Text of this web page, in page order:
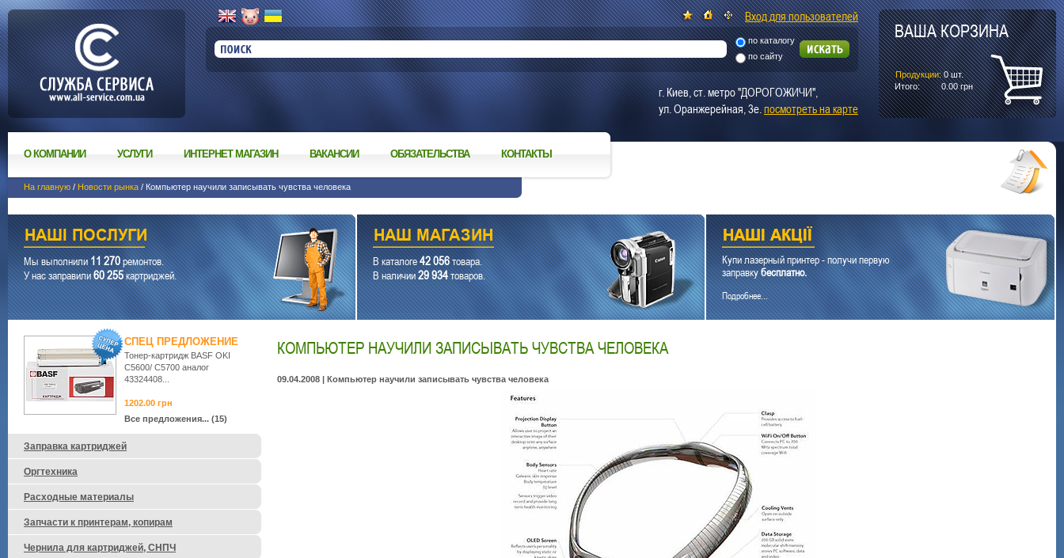
О КОМПАНИИ УСЛУГИ ИНТЕРНЕТ МАГАЗИН ВАКАНСИИ ОБЯЗАТЕЛЬСТВА КОНТАКТЫ
На главную / Новости рынка / Компьютер научили записывать чувства человека
Мы выполнили11 270ремонтов.
У нас заправили60 255картриджей.
В каталоге42 056товара.
В наличии29 934товаров.
Купи лазерный принтер - получи первую
заправкубесплатно.
Подробнее...
КОМПЬЮТЕР НАУЧИЛИ ЗАПИСЫВАТЬ ЧУВСТВА ЧЕЛОВЕКА
09.04.2008 | Компьютер научили записывать чувства человека
СПЕЦ ПРЕДЛОЖЕНИЕ
Тонер-картридж BASF OKI
C5600/ C5700 аналог
43324408...
1202.00 грн
Все предложения... (15)
Заправка картриджей
Оргтехника
Расходные материалы
Запчасти к принтерам, копирам
Чернила для картриджей, СНПЧ
ВАША КОРЗИНА
Продукции: 0шт.
Итого:
0.00 грн
Вход для пользователей
по каталогу
по сайту
г. Киев, ст. метро "ДОРОГОЖИЧИ",
ул. Оранжерейная, 3е.посмотреть на карте